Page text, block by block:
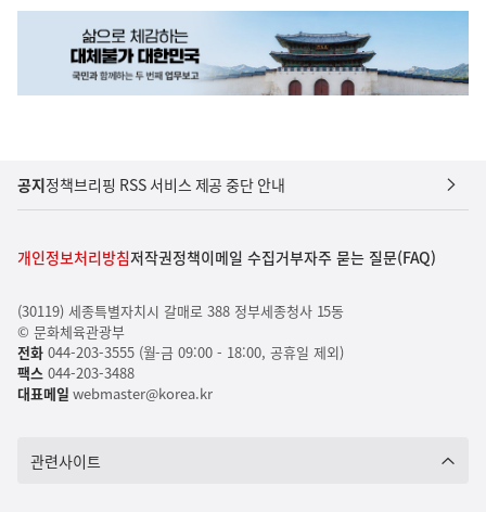
공지정책브리핑 RSS 서비스 제공 중단 안내
개인정보처리방침저작권정책이메일 수집거부자주 묻는 질문(FAQ)
(30119) 세종특별자치시 갈매로 388 정부세종청사 15동
© 문화체육관광부
전화044-203-3555 (월-금 09:00 - 18:00, 공휴일 제외)
팩스044-203-3488
대표메일 webmaster@korea.kr
관련사이트